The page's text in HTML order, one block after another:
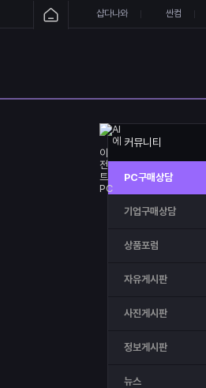
샵다나와 싼컴
커뮤니티
PC구매상담
기업구매상담
상품포럼
자유게시판
사진게시판
정보게시판
뉴스